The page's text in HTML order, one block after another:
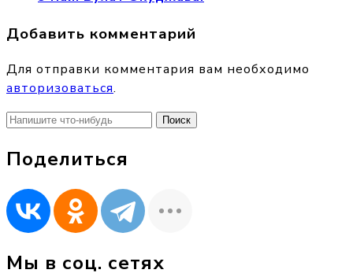
Добавить комментарий
Для отправки комментария вам необходимо
авторизоваться.
Найти:
Поделиться
Мы в соц. сетях